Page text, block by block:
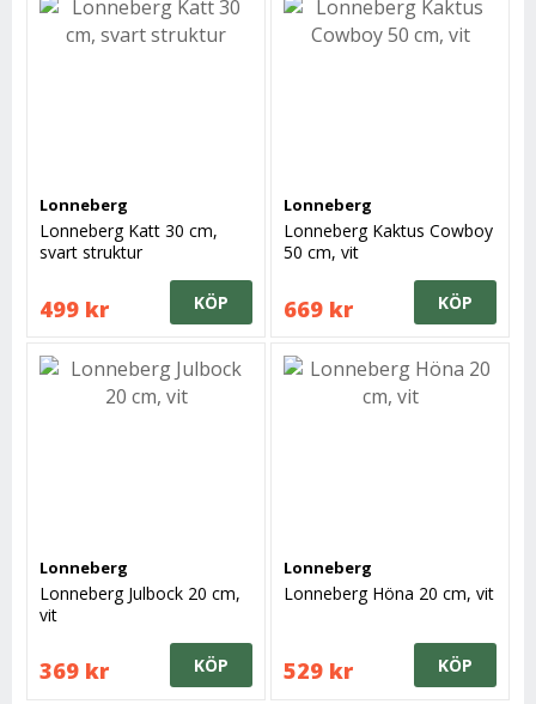
Lonneberg
Lonneberg Katt 30 cm,
svart struktur
499 kr KÖP
Lonneberg
Lonneberg Kaktus Cowboy
50 cm, vit
669 kr KÖP
Lonneberg
Lonneberg Julbock 20 cm,
vit
369 kr KÖP
Lonneberg
Lonneberg Höna 20 cm, vit
529 kr KÖP